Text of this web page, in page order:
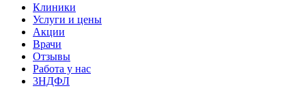
Клиники
Услуги и цены
Акции
Врачи
Отзывы
Работа у нас
3НДФЛ